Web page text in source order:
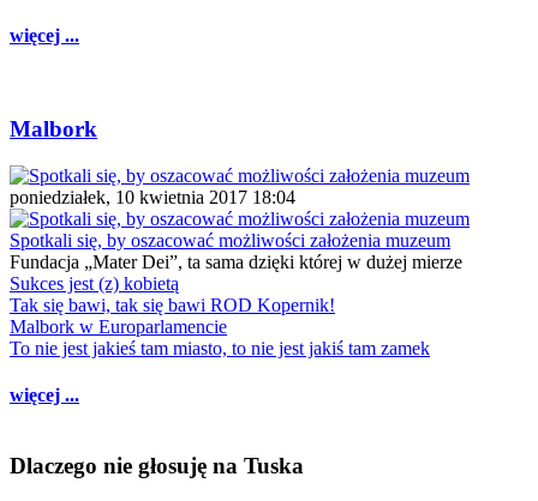
więcej ...
Malbork
poniedziałek, 10 kwietnia 2017 18:04
Spotkali się, by oszacować możliwości założenia muzeum
Fundacja „Mater Dei”, ta sama dzięki której w dużej mierze
Sukces jest (z) kobietą
Tak się bawi, tak się bawi ROD Kopernik!
Malbork w Europarlamencie
To nie jest jakieś tam miasto, to nie jest jakiś tam zamek
więcej ...
Dlaczego nie głosuję na Tuska